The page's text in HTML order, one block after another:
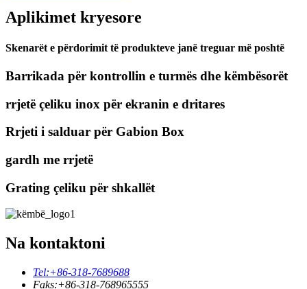
Aplikimet kryesore
Skenarët e përdorimit të produkteve janë treguar më poshtë
Barrikada për kontrollin e turmës dhe këmbësorët
rrjetë çeliku inox për ekranin e dritares
Rrjeti i salduar për Gabion Box
gardh me rrjetë
Grating çeliku për shkallët
Na kontaktoni
Tel:+86-318-7689688
Faks:+86-318-768965555